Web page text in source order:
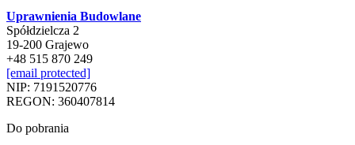
Uprawnienia Budowlane
Spółdzielcza 2
19-200 Grajewo
+48 515 870 249
[email protected]
NIP: 7191520776
REGON: 360407814
Do pobrania